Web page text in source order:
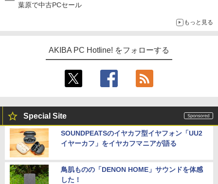
葉原で中古PCセール
もっと見る
AKIBA PC Hotline! をフォローする
Special Site
SOUNDPEATSのイヤカフ型イヤフォン「UU2
イヤーカフ」をイヤカフマニアが語る
鳥肌ものの「DENON HOME」サウンドを体感
した！